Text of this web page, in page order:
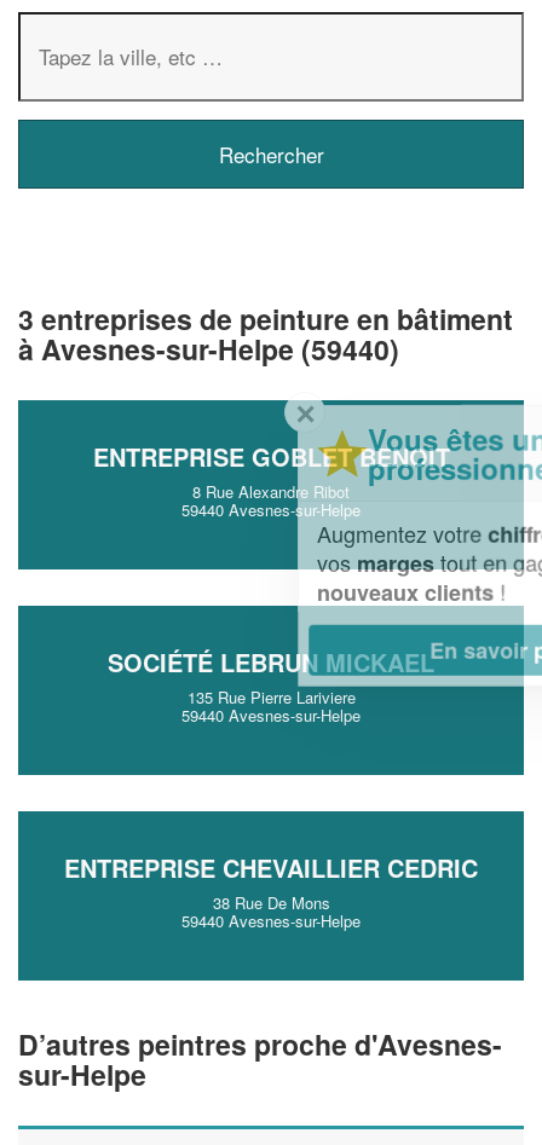
3 entreprises de peinture en bâtiment
à Avesnes-sur-Helpe (59440)
ENTREPRISE GOBLET BENOIT
8 Rue Alexandre Ribot
59440 Avesnes-sur-Helpe
SOCIÉTÉ LEBRUN MICKAEL
135 Rue Pierre Lariviere
59440 Avesnes-sur-Helpe
ENTREPRISE CHEVAILLIER CEDRIC
38 Rue De Mons
59440 Avesnes-sur-Helpe
D’autres peintres proche d'Avesnes-
sur-Helpe
✕
Vous êtes un
professionnel ?
Augmentez votrechiffre d'affaireset
vosmargestout en gagnant de
nouveaux clients!
En savoir plus